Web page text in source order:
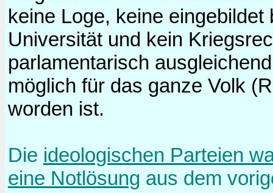
keine Loge, keine
Universität und kein
parlamentarisch
möglich für das ganze Volk
worden ist.
Die ideologischen Parteien
eine Notlösung aus dem